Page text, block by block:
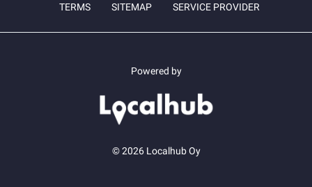
TERMS SITEMAP SERVICE PROVIDER
Powered by
© 2026 Localhub Oy